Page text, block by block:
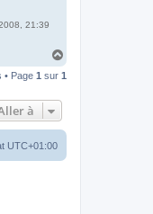
21:39
u
• Page 1 sur 1
à
UTC+01:00